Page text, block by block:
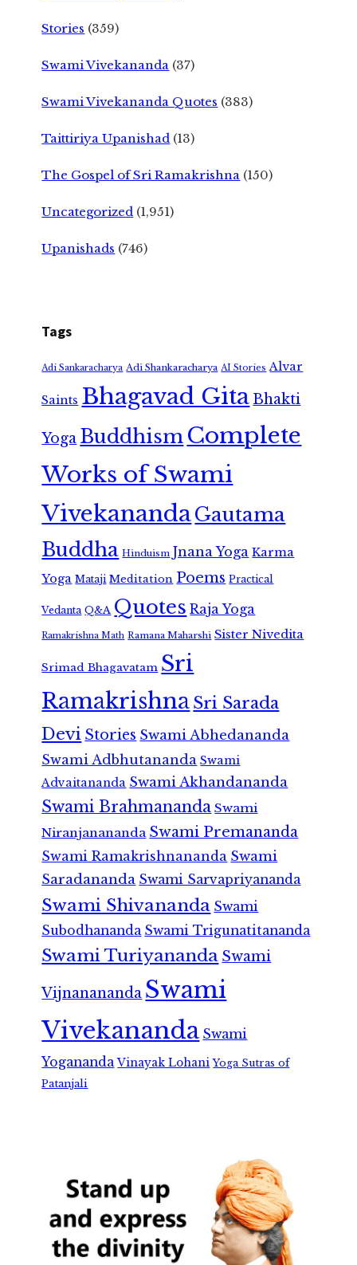
Stories (359)
Swami Vivekananda (37)
Swami Vivekananda Quotes (383)
Taittiriya Upanishad (13)
The Gospel of Sri Ramakrishna (150)
Uncategorized (1,951)
Upanishads (746)
Tags
Adi Sankaracharya Adi Shankaracharya AI Stories Alvar
Saints Bhagavad GitaBhakti
Yoga Buddhism Complete
Works of Swami
VivekanandaGautama
Buddha Hinduism Jnana Yoga Karma
Yoga Mataji Meditation Poems Practical
Vedanta Q&A Quotes Raja Yoga
Ramakrishna Math Ramana Maharshi Sister Nivedita
Srimad Bhagavatam Sri
RamakrishnaSri Sarada
Devi Stories Swami Abhedananda
Swami Adbhutananda Swami
Advaitananda Swami Akhandananda
Swami Brahmananda Swami
Niranjanananda Swami Premananda
Swami Ramakrishnananda Swami
Saradananda Swami Sarvapriyananda
Swami Shivananda Swami
Subodhananda Swami Trigunatitananda
Swami Turiyananda Swami
Vijnanananda Swami
Vivekananda Swami
Yogananda Vinayak Lohani Yoga Sutras of
Patanjali